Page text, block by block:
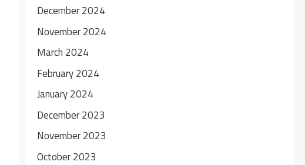
December 2024
November 2024
March 2024
February 2024
January 2024
December 2023
November 2023
October 2023